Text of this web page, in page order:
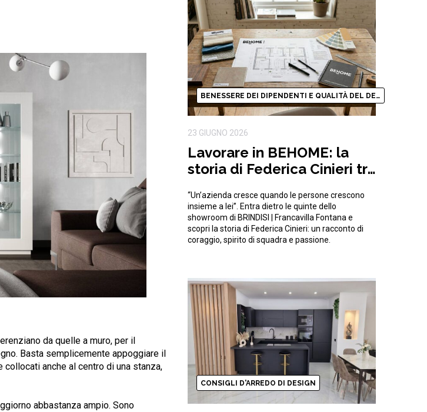
da quelle a muro, per il
Basta semplicemente appoggiare il
anche al centro di una stanza,
abbastanza ampio. Sono
BENESSERE DEI DIPENDENTI E QUALITÀ DEL DESIGN
23 GIUGNO 2026
Lavorare in BEHOME: la
storia di Federica Cinieri tra
“Un’azienda cresce quando le persone crescono
insieme a lei”. Entra dietro le quinte dello
showroom di BRINDISI | Francavilla Fontana e
scopri la storia di Federica Cinieri: un racconto di
coraggio, spirito di squadra e passione.
CONSIGLI D'ARREDO DI DESIGN